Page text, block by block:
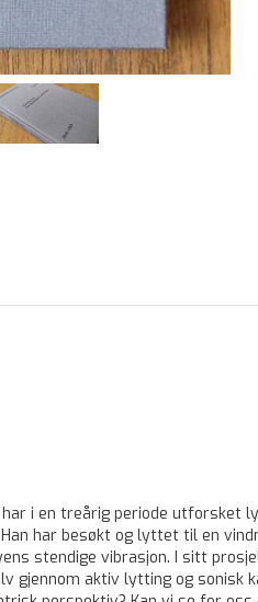
i en treårig periode
har besøkt og lyttet til en
stendige vibrasjon. I sitt
gjennom aktiv lytting og